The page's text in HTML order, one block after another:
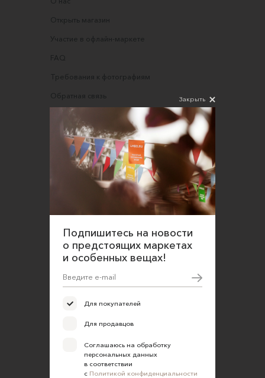
Открыть магазин
Участие в офлайн-маркете
FAQ
Требования к фотографиям
Обратная связь
Соглашение об оказании услуг
Правила сайта
Оферта для продавцов
Оферта для покупателей
Политика конфиденциальности
Согласие на обработку персональных данных
Закрыть
Подпишитесь на новости
о предстоящих маркетах
и особенных вещах!
Для покупателей
Для продавцов
Соглашаюсь на обработку
персональных данных
в соответствии
с Политикой конфиденциальности